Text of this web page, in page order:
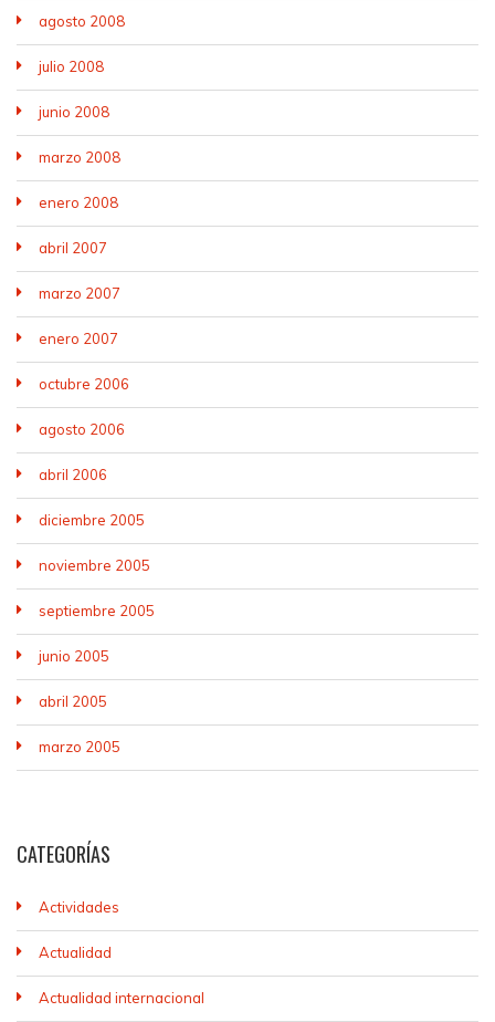
agosto 2008
julio 2008
junio 2008
marzo 2008
enero 2008
abril 2007
marzo 2007
enero 2007
octubre 2006
agosto 2006
abril 2006
diciembre 2005
noviembre 2005
septiembre 2005
junio 2005
abril 2005
marzo 2005
CATEGORÍAS
Actividades
Actualidad
Actualidad internacional